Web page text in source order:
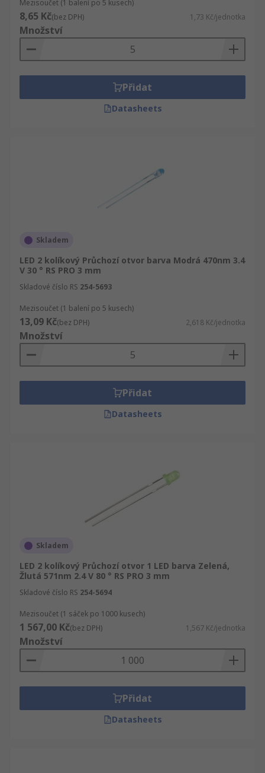
Mezisoučet (1 balení po 5 kusech)
8,65 Kč(bez DPH) 1,73 Kč/jednotka
Množství
Přidat
Datasheets
Skladem
LED 2 kolíkový Průchozí otvor barva Modrá 470nm 3.4
V 30 ° RS PRO 3 mm
Skladové číslo RS 254-5693
Mezisoučet (1 balení po 5 kusech)
13,09 Kč(bez DPH) 2,618 Kč/jednotka
Množství
Přidat
Datasheets
Skladem
LED 2 kolíkový Průchozí otvor 1 LED barva Zelená,
Žlutá 571nm 2.4 V 80 ° RS PRO 3 mm
Skladové číslo RS 254-5694
Mezisoučet (1 sáček po 1000 kusech)
1 567,00 Kč(bez DPH) 1,567 Kč/jednotka
Množství
Přidat
Datasheets